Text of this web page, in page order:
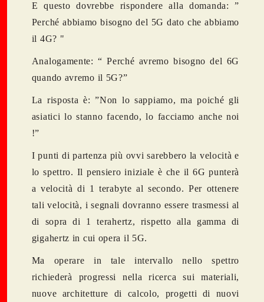
E questo dovrebbe rispondere alla domanda: ”
Perché abbiamo bisogno del 5G dato che abbiamo
il 4G? "
Analogamente: “ Perché avremo bisogno del 6G
quando avremo il 5G?”
La risposta è: ”Non lo sappiamo, ma poiché gli
asiatici lo stanno facendo, lo facciamo anche noi
!”
I punti di partenza più ovvi sarebbero la velocità e
lo spettro. Il pensiero iniziale è che il 6G punterà
a velocità di 1 terabyte al secondo. Per ottenere
tali velocità, i segnali dovranno essere trasmessi al
di sopra di 1 terahertz, rispetto alla gamma di
gigahertz in cui opera il 5G.
Ma operare in tale intervallo nello spettro
richiederà progressi nella ricerca sui materiali,
nuove architetture di calcolo, progetti di nuovi